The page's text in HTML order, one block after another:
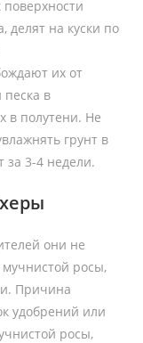
делят на куски по
их от
в
в полутени. Не
грунт в
за 3-4 недели.
они не
мучнистой росы,
Причина
удобрений или
росы,